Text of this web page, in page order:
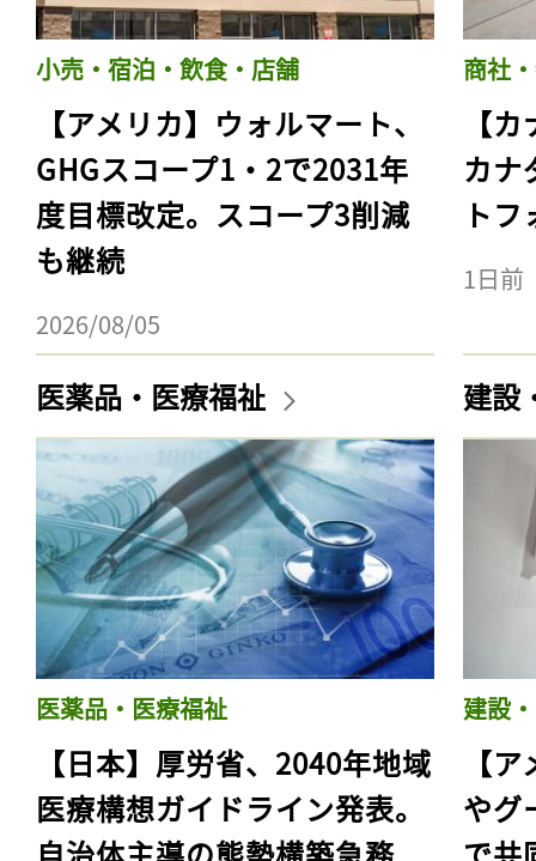
小売・宿泊・飲食・店舗
【アメリカ】ウォルマート、
GHGスコープ1・2で2031年
度目標改定。スコープ3削減
も継続
2026/08/05
商社
【
カナ
ト
1日前
医薬品・医療福祉
医薬品・医療福祉
【日本】厚労省、2040年地域
医療構想ガイドライン発表。
建設
建設
【
やグ